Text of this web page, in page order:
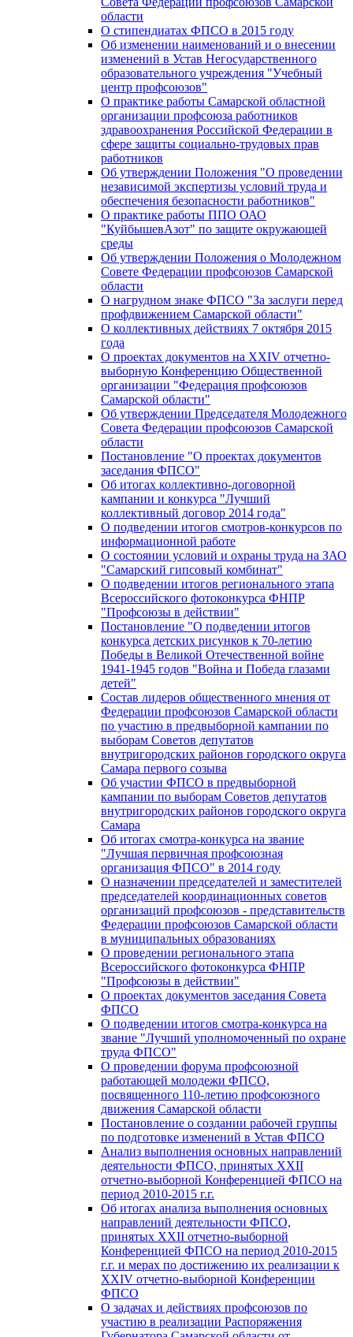
области
О стипендиатах ФПСО в 2015 году
Об изменении наименований и о внесении
изменений в Устав Негосударственного
образовательного учреждения "Учебный
центр профсоюзов"
О практике работы Самарской областной
организации профсоюза работников
здравоохранения Российской Федерации в
сфере защиты социально-трудовых прав
работников
Об утверждении Положения "О проведении
независимой экспертизы условий труда и
обеспечения безопасности работников"
О практике работы ППО ОАО
"КуйбышевАзот" по защите окружающей
среды
Об утверждении Положения о Молодежном
Совете Федерации профсоюзов Самарской
области
О нагрудном знаке ФПСО "За заслуги перед
профдвижением Самарской области"
О коллективных действиях 7 октября 2015
года
О проектах документов на XXIV отчетно-
выборную Конференцию Общественной
организации "Федерация профсоюзов
Самарской области"
Об утверждении Председателя Молодежного
Совета Федерации профсоюзов Самарской
области
Постановление "О проектах документов
заседания ФПСО"
Об итогах коллективно-договорной
кампании и конкурса "Лучший
коллективный договор 2014 года"
О подведении итогов смотров-конкурсов по
информационной работе
О состоянии условий и охраны труда на ЗАО
"Самарский гипсовый комбинат"
О подведении итогов регионального этапа
Всероссийского фотоконкурса ФНПР
"Профсоюзы в действии"
Постановление "О подведении итогов
конкурса детских рисунков к 70-летию
Победы в Великой Отечественной войне
1941-1945 годов "Война и Победа глазами
детей"
Состав лидеров общественного мнения от
Федерации профсоюзов Самарской области
по участию в предвыборной кампании по
выборам Советов депутатов
внутригородских районов городского округа
Самара первого созыва
Об участии ФПСО в предвыборной
кампании по выборам Советов депутатов
внутригородских районов городского округа
Самара
Об итогах смотра-конкурса на звание
"Лучшая первичная профсоюзная
организация ФПСО" в 2014 году
О назначении председателей и заместителей
председателей координационных советов
организаций профсоюзов - представительств
Федерации профсоюзов Самарской области
в муниципальных образованиях
О проведении регионального этапа
Всероссийского фотоконкурса ФНПР
"Профсоюзы в действии"
О проектах документов заседания Совета
ФПСО
О подведении итогов смотра-конкурса на
звание "Лучший уполномоченный по охране
труда ФПСО"
О проведении форума профсоюзной
работающей молодежи ФПСО,
посвященного 110-летию профсоюзного
движения Самарской области
Постановление о создании рабочей группы
по подготовке изменений в Устав ФПСО
Анализ выполнения основных направлений
деятельности ФПСО, принятых XXII
отчетно-выборной Конференцией ФПСО на
период 2010-2015 г.г.
Об итогах анализа выполнения основных
направлений деятельности ФПСО,
принятых XXII отчетно-выборной
Конференцией ФПСО на период 2010-2015
г.г. и мерах по достижению их реализации к
XXIV отчетно-выборной Конференции
ФПСО
О задачах и действиях профсоюзов по
участию в реализации Распоряжения